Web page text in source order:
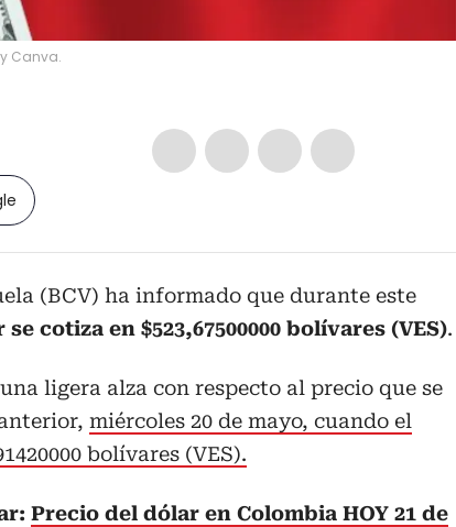
Canva.
(BCV) ha informado que durante este
cotiza en $523,67500000 bolívares (VES).
ligera alza con respecto al precio que se
miércoles 20 de mayo, cuando el
bolívares (VES).
Precio del dólar en Colombia HOY 21 de